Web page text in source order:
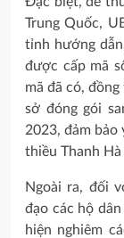
Trung Quốc,
tỉnh hướng
được cấp mã
mã đã có,
sở đóng gói
2023, đảm bảo
thiều Thanh
Ngoài ra, đối
đạo các hộ
hiện nghiêm